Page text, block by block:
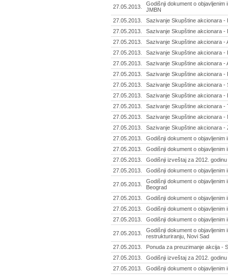
27.05.2013.
Godišnji dokument o
JMBN
27.05.2013.
Sazivanje Skupštine akcionara -
27.05.2013.
Sazivanje Skupštine akcionara -
27.05.2013.
Sazivanje Skupštine akcionara -
27.05.2013.
Sazivanje Skupštine akcionara -
27.05.2013.
Sazivanje Skupštine akcionara -
27.05.2013.
Sazivanje Skupštine akcionara -
27.05.2013.
Sazivanje Skupštine akcionara -
27.05.2013.
Sazivanje Skupštine akcionara -
27.05.2013.
Sazivanje Skupštine akcionara -
27.05.2013.
Sazivanje Skupštine akcionara -
27.05.2013.
Sazivanje Skupštine akcionara -
27.05.2013.
Godišnji dokument o
27.05.2013.
Godišnji dokument o
27.05.2013.
Godišnji izveštaj za 2012.
27.05.2013.
Godišnji dokument o objavljenim
27.05.2013.
Godišnji dokument o objavljenim
Beograd
27.05.2013.
Godišnji dokument o objavljenim
27.05.2013.
Godišnji dokument o objavljenim
27.05.2013.
Godišnji dokument o objavljenim
27.05.2013.
Godišnji dokument o
restrukturiranju, Novi Sad
27.05.2013.
Ponuda za preuzimanje akcija -
27.05.2013.
Godišnji izveštaj za 2012.
27.05.2013.
Godišnji dokument o objavljenim